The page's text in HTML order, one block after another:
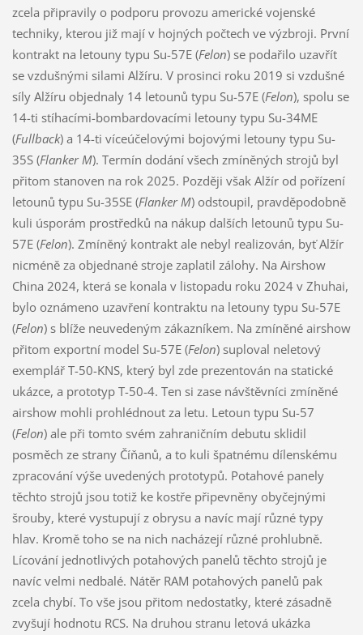
zcela připravily o podporu provozu americké vojenské
techniky, kterou již mají v hojných počtech ve výzbroji. První
kontrakt na letouny typu Su-57E (Felon) se podařilo uzavřít
se vzdušnými silami Alžíru. V prosinci roku 2019 si vzdušné
síly Alžíru objednaly 14 letounů typu Su-57E (Felon), spolu se
14-ti stíhacími-bombardovacími letouny typu Su-34ME
(Fullback) a 14-ti víceúčelovými bojovými letouny typu Su-
35S (Flanker M). Termín dodání všech zmíněných strojů byl
přitom stanoven na rok 2025. Později však Alžír od pořízení
letounů typu Su-35SE (Flanker M) odstoupil, pravděpodobně
kuli úsporám prostředků na nákup dalších letounů typu Su-
57E (Felon). Zmíněný kontrakt ale nebyl realizován, byť Alžír
nicméně za objednané stroje zaplatil zálohy. Na Airshow
China 2024, která se konala v listopadu roku 2024 v Zhuhai,
bylo oznámeno uzavření kontraktu na letouny typu Su-57E
(Felon) s blíže neuvedeným zákazníkem. Na zmíněné airshow
přitom exportní model Su-57E (Felon) suploval neletový
exemplář T-50-KNS, který byl zde prezentován na statické
ukázce, a prototyp T-50-4. Ten si zase návštěvníci zmíněné
airshow mohli prohlédnout za letu. Letoun typu Su-57
(Felon) ale při tomto svém zahraničním debutu sklidil
posměch ze strany Číňanů, a to kuli špatnému dílenskému
zpracování výše uvedených prototypů. Potahové panely
těchto strojů jsou totiž ke kostře připevněny obyčejnými
šrouby, které vystupují z obrysu a navíc mají různé typy
hlav. Kromě toho se na nich nacházejí různé prohlubně.
Lícování jednotlivých potahových panelů těchto strojů je
navíc velmi nedbalé. Nátěr RAM potahových panelů pak
zcela chybí. To vše jsou přitom nedostatky, které zásadně
zvyšují hodnotu RCS. Na druhou stranu letová ukázka